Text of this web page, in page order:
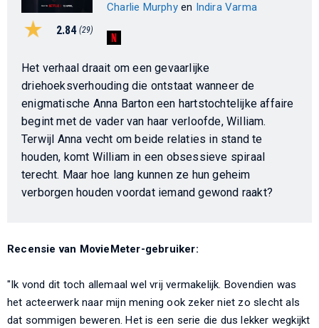
2.84 (29)
Charlie Murphyen Indira Varma
Het verhaal draait om een gevaarlijke
driehoeksverhouding die ontstaat wanneer de
enigmatische Anna Barton een hartstochtelijke affaire
begint met de vader van haar verloofde, William.
Terwijl Anna vecht om beide relaties in stand te
houden, komt William in een obsessieve spiraal
terecht. Maar hoe lang kunnen ze hun geheim
verborgen houden voordat iemand gewond raakt?
Recensie van MovieMeter-gebruiker:
"Ik vond dit toch allemaal wel vrij vermakelijk. Bovendien was
het acteerwerk naar mijn mening ook zeker niet zo slecht als
dat sommigen beweren. Het is een serie die dus lekker wegkijkt